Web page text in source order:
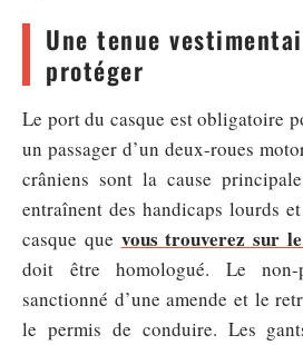
Une tenue
protéger
Le port du casque est obligatoire
un passager d’un deux-roues
crâniens sont la cause
entraînent des handicaps lourds
casque que vous trouverez sur
doit être homologué. Le
sanctionné d’une amende et le
le permis de conduire. Les